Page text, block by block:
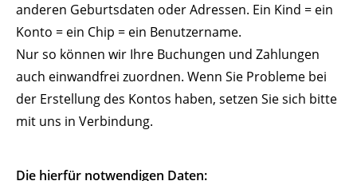
anderen Geburtsdaten oder Adressen. Ein Kind = ein
Konto = ein Chip = ein Benutzername.
Nur so können wir Ihre Buchungen und Zahlungen
auch einwandfrei zuordnen. Wenn Sie Probleme bei
der Erstellung des Kontos haben, setzen Sie sich bitte
mit uns in Verbindung.
Die hierfür notwendigen Daten: